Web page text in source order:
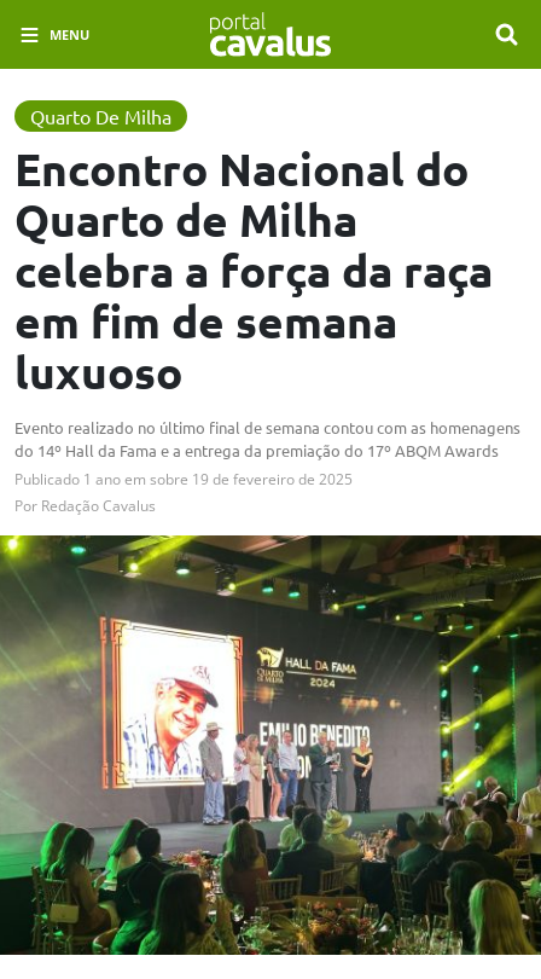
MENU
Quarto De Milha
Encontro Nacional do
Quarto de Milha
celebra a força da raça
em fim de semana
luxuoso
Evento realizado no último final de semana contou com as homenagens
do 14º Hall da Fama e a entrega da premiação do 17º ABQM Awards
Publicado 1 ano em sobre 19 de fevereiro de 2025
Por Redação Cavalus